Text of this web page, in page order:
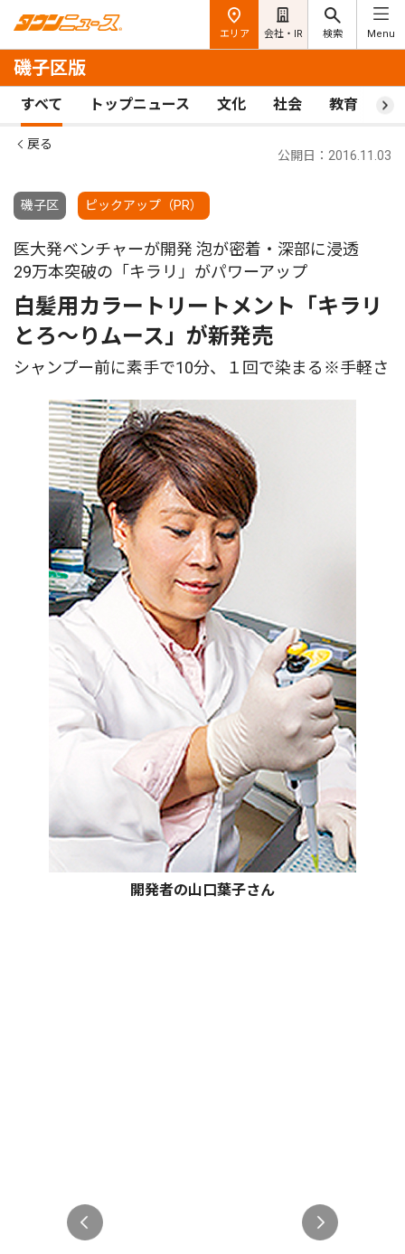
エリア 会社・IR 検索 Menu
磯子区版
すべて トップニュース 文化 社会 教育 ス
戻る
磯子区 ピックアップ（PR）
公開日：2016.11.03
医大発ベンチャーが開発 泡が密着・深部に浸透
29万本突破の「キラリ」がパワーアップ
白髪用カラートリートメント「キラリ
とろ〜りムース」が新発売
シャンプー前に素手で10分、１回で染まる※手軽さ
開発者の山口葉子さん